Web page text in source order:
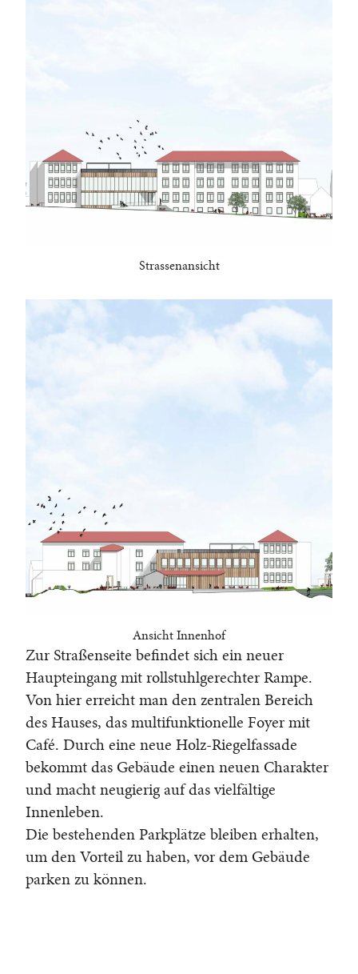
Strassenansicht
Ansicht Innenhof
Zur Straßenseite befindet sich ein neuer
Haupteingang mit rollstuhlgerechter Rampe.
Von hier erreicht man den zentralen Bereich
des Hauses, das multifunktionelle Foyer mit
Café. Durch eine neue Holz-Riegelfassade
bekommt das Gebäude einen neuen Charakter
und macht neugierig auf das vielfältige
Innenleben.
Die bestehenden Parkplätze bleiben erhalten,
um den Vorteil zu haben, vor dem Gebäude
parken zu können.